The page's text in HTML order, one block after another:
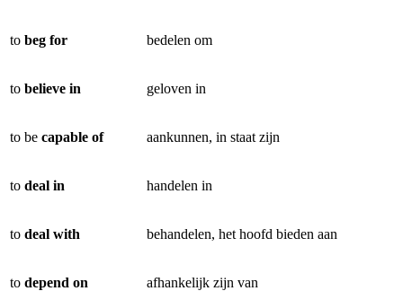
to beg for bedelen om
to believe in geloven in
to be capable of aankunnen, in staat zijn
to deal in handelen in
to deal with behandelen, het hoofd bieden aan
to depend on afhankelijk zijn van